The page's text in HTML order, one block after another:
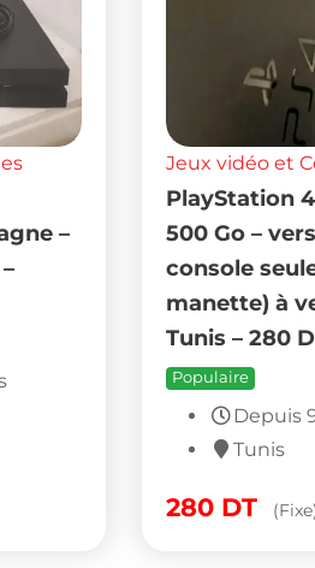
–
Jeux vidéo et
PlayStation 4
500 Go –
console
manette) à
Tunis – 280
Populaire
Depuis
Tunis
280 DT (Fixe)